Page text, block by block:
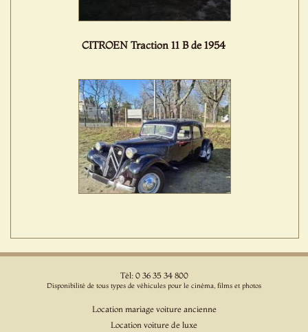
CITROEN Traction 11 B de 1954
Tél: 0 36 35 34 800
Disponibilité de tous types de véhicules pour le cinéma, films et photos
Location mariage voiture ancienne
Location voiture de luxe